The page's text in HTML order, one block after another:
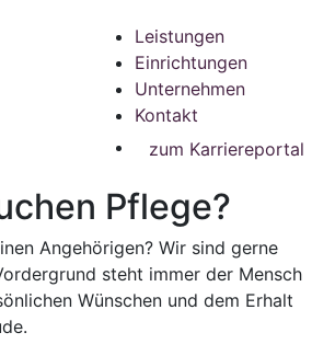
Leistungen
Einrichtungen
Unternehmen
Kontakt
zum Karriereportal
Pflege?
Angehörigen? Wir sind gerne
steht immer der Mensch
Wünschen und dem Erhalt